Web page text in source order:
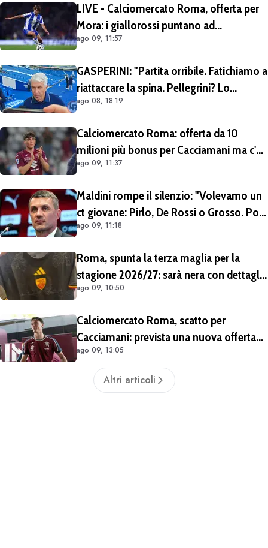
LIVE - Calciomercato Roma, offerta per
Mora: i giallorossi puntano ad
acquistarlo a titolo definitivo.
ago 09, 11:57
GASPERINI: "Partita orribile. Fatichiamo a
riattaccare la spina. Pellegrini? Lo
rivedremo in campo tra un mese.
ago 08, 18:19
Calciomercato Roma: offerta da 10
milioni più bonus per Cacciamani ma c'è
distanza, interesse anche dell'Inter.
ago 09, 11:37
Maldini rompe il silenzio: "Volevamo un
ct giovane: Pirlo, De Rossi o Grosso. Poi
Malagò mi ha detto: «Pirlo non si può
ago 09, 11:18
Roma, spunta la terza maglia per la
stagione 2026/27: sarà nera con dettagli
giallorossi
ago 09, 10:50
Calciomercato Roma, scatto per
Cacciamani: prevista una nuova offerta
tra oggi e domani
ago 09, 13:05
Altri articoli